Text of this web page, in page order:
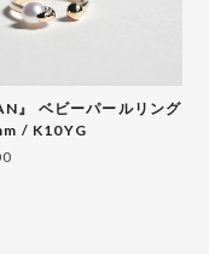
』 ベビーパールリング
/ K10YG